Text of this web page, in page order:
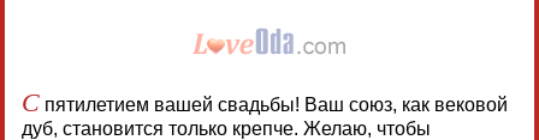
Спятилетием вашей свадьбы! Ваш союз, как вековой
дуб, становится только крепче. Желаю, чтобы